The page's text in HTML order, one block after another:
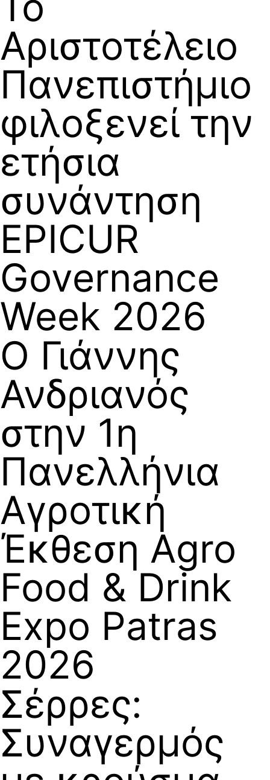
Αριστοτέλειο
Πανεπιστήμιο
φιλοξενεί την
ετήσια
συνάντηση
EPICUR
Governance
Week 2026
Ο Γιάννης
Ανδριανός
στην 1η
Πανελλήνια
Αγροτική
Έκθεση Agro
Food & Drink
Expo Patras
2026
Σέρρες:
Συναγερμός